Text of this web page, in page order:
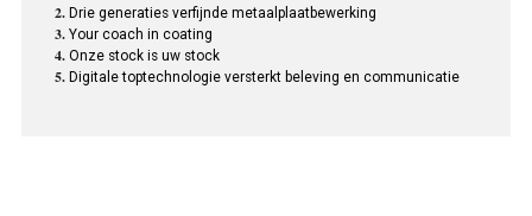
Drie generaties verfijnde metaalplaatbewerking
Your coach in coating
Onze stock is uw stock
Digitale toptechnologie versterkt beleving en communicatie